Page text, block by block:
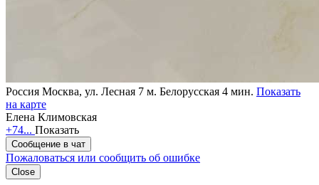
Россия Москва, ул. Лесная 7 м. Белорусская 4 мин. Показать
на карте
Елена Климовская
+74... Показать
Сообщение в чат
Пожаловаться или сообщить об ошибке
Close